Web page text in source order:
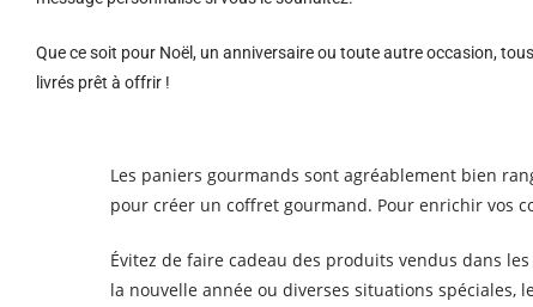
Que ce soit pour Noël, un anniversaire ou toute autre occasion,
livrés prêt à offrir !
Les paniers gourmands sont agréablement bien
pour créer un coffret gourmand. Pour enrichir vos
Évitez de faire cadeau des produits vendus dans
la nouvelle année ou diverses situations